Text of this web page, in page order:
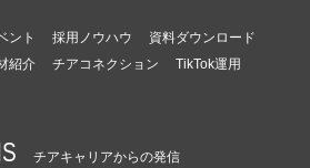
ント 採用ノウハウ
資料ダウンロード
紹介 チアコネクション
TikTok運用
チアキャリアからの発信